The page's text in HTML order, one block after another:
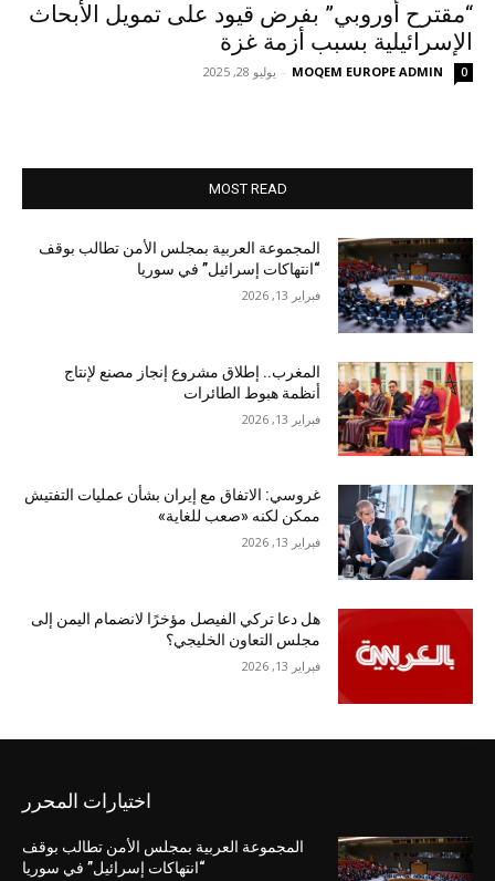
“مقترح أوروبي” بفرض قيود على تمويل الأبحاث
الإسرائيلية بسبب أزمة غزة
MOQEM EUROPE ADMIN
- يوليو 28, 2025 0
MOST READ
المجموعة العربية بمجلس الأمن تطالب بوقف
“انتهاكات إسرائيل” في سوريا
فبراير 13, 2026
المغرب.. إطلاق مشروع إنجاز مصنع لإنتاج
أنظمة هبوط الطائرات
فبراير 13, 2026
غروسي: الاتفاق مع إيران بشأن عمليات التفتيش
ممكن لكنه «صعب للغاية»
فبراير 13, 2026
هل دعا تركي الفيصل مؤخرًا لانضمام اليمن إلى
مجلس التعاون الخليجي؟
فبراير 13, 2026
اختيارات المحرر
المجموعة العربية بمجلس الأمن تطالب بوقف
“انتهاكات إسرائيل” في سوريا